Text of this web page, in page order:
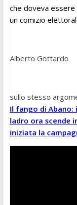
che doveva
un comizio
Alberto Gottardo
sullo stesso
Il fango di Abano:
ladro ora scende
iniziata la